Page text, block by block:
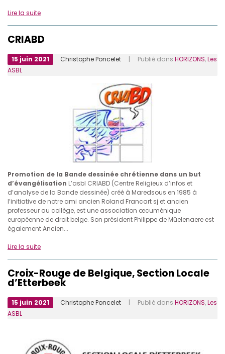
Lire la suite
CRIABD
15 juin 2021 Christophe Poncelet | Publié dans HORIZONS,Les
ASBL
Promotion de la Bande dessinée chrétienne dans un but
d’évangélisation L’asbl CRIABD (Centre Religieux d’infos et
d’analyse de la Bande dessinée) créé à Maredsous en 1985 à
l’initiative de notre ami ancien Roland Francart sj et ancien
professeur au collège, est une association œcuménique
européenne de droit belge. Son président Philippe de Mûelenaere est
également Ancien...
Lire la suite
Croix-Rouge de Belgique, Section Locale
d’Etterbeek
15 juin 2021 Christophe Poncelet | Publié dans HORIZONS,Les
ASBL